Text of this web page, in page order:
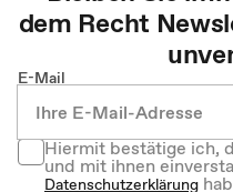
dem Recht
E-Mail
Hiermit bestätige ich,
und mit ihnen
Datenschutzerklärung